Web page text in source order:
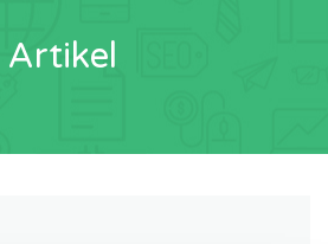
Artikel